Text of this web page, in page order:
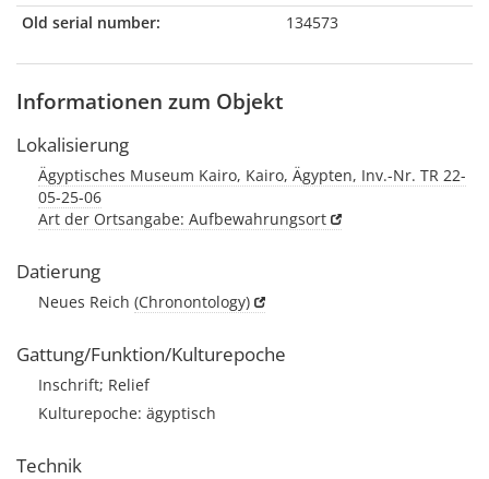
Old serial number:
134573
Informationen zum Objekt
Lokalisierung
Ägyptisches Museum Kairo, Kairo, Ägypten, Inv.-Nr. TR 22-
05-25-06
Art der Ortsangabe: Aufbewahrungsort
Datierung
Neues Reich (Chronontology)
Gattung/Funktion/Kulturepoche
Inschrift; Relief
Kulturepoche: ägyptisch
Technik